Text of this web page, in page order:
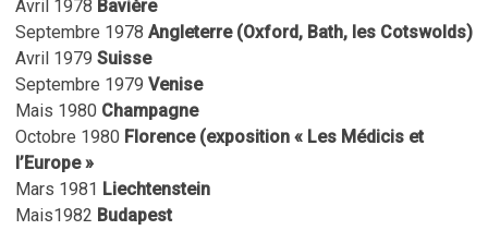
Avril 1978 Bavière
Septembre 1978 Angleterre (Oxford, Bath, les Cotswolds)
Avril 1979 Suisse
Septembre 1979 Venise
Mais 1980 Champagne
Octobre 1980 Florence (exposition « Les Médicis et
l’Europe »
Mars 1981 Liechtenstein
Mais1982 Budapest